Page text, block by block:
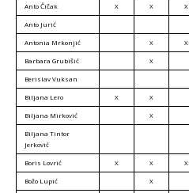
Anto Čičak X X X
Anto Jurić
Antonia Mrkonjić X X
Barbara Grubišić X
Berislav Vuksan
Biljana Lero X X
Biljana Mirković X
Biljana Tintor
Jerković
Boris Lovrić X X X
Božo Lupić X